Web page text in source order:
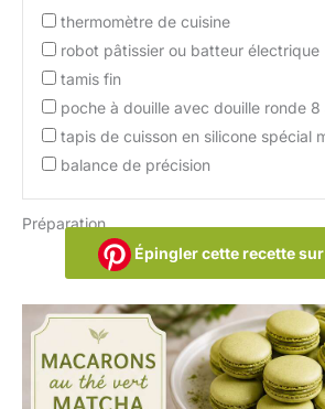
thermomètre de cuisine
robot pâtissier ou batteur électrique
tamis fin
poche à douille avec douille ronde 8
tapis de cuisson en silicone spécial
balance de précision
Préparation
Épingler cette recette